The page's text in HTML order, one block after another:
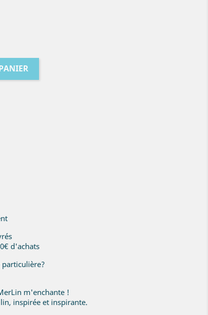
d'achats
m'enchante !
inspirée et inspirante.